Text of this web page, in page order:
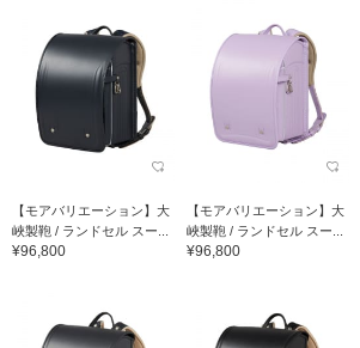
【モアバリエーション】大
峽製鞄 / ランドセル スー...
¥96,800
【モアバリエーション】大
峽製鞄 / ランドセル スー...
¥96,800